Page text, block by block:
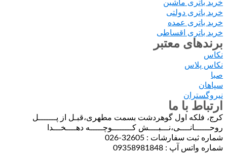
ماشین
دولتی
عمده
اقساطی
معتبر
با ما
اول گوهردشت بسمت مطهری،قبـل از پـــــــل
کــــــــوچـــــه دهــــخـــدا
: 32605-026
: 09358981848